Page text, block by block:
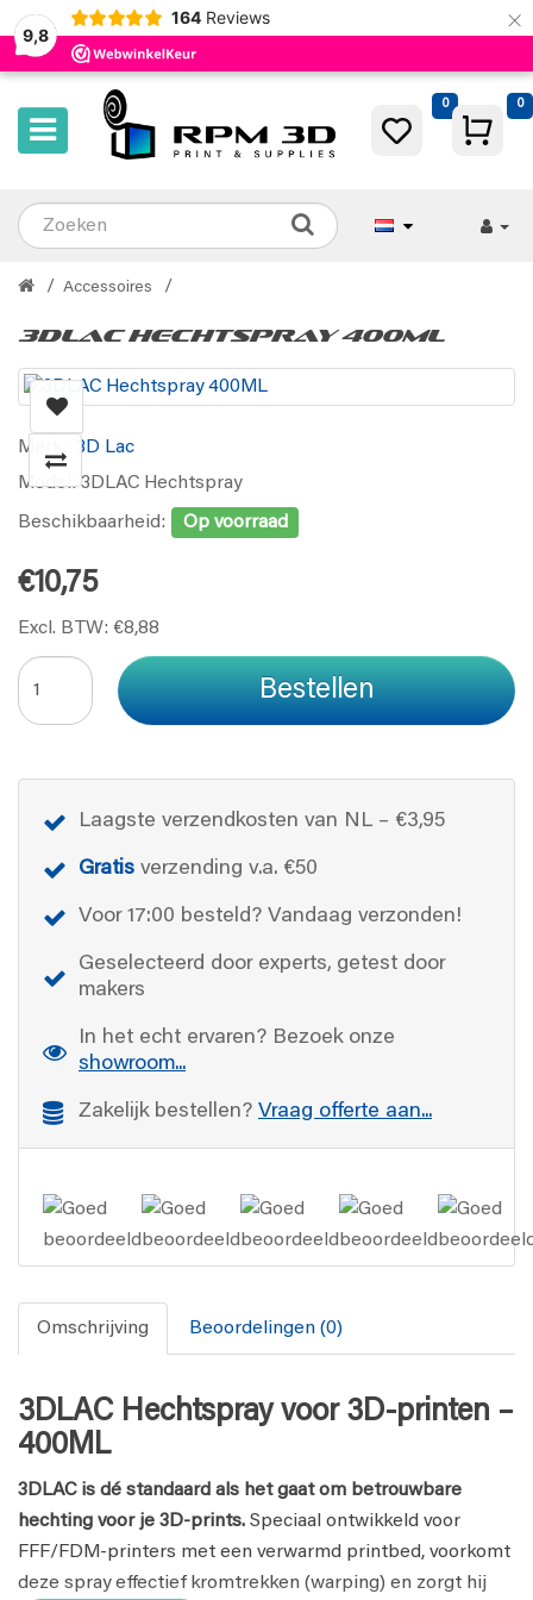
9,8
164 Reviews ×
0 0
Accessoires
3DLAC Hechtspray 400ML
Merk:
3D Lac
Model: 3DLAC Hechtspray
Beschikbaarheid: Op voorraad
€10,75
Excl. BTW: €8,88
Bestellen
Laagste verzendkosten van NL – €3,95
Gratis verzending v.a. €50
Voor 17:00 besteld? Vandaag verzonden!
Geselecteerd door experts, getest door
makers
In het echt ervaren? Bezoek onze
showroom...
Zakelijk bestellen? Vraag offerte aan...
Omschrijving Beoordelingen (0)
3DLAC Hechtspray voor 3D-printen –
400ML
3DLAC is dé standaard als het gaat om betrouwbare
hechting voor je 3D-prints. Speciaal ontwikkeld voor
FFF/FDM-printers met een verwarmd printbed, voorkomt
deze spray effectief kromtrekken (warping) en zorgt hij